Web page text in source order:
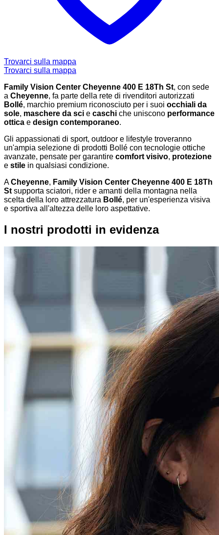
Trovarci sulla mappa
Trovarci sulla mappa
Family Vision Center Cheyenne 400 E 18Th St, con sede
a Cheyenne, fa parte della rete di rivenditori autorizzati
Bollé, marchio premium riconosciuto per i suoi occhiali da
sole, maschere da sci e caschi che uniscono performance
ottica e design contemporaneo.
Gli appassionati di sport, outdoor e lifestyle troveranno
un'ampia selezione di prodotti Bollé con tecnologie ottiche
avanzate, pensate per garantire comfort visivo, protezione
e stile in qualsiasi condizione.
ACheyenne, Family Vision Center Cheyenne 400 E 18Th
St supporta sciatori, rider e amanti della montagna nella
scelta della loro attrezzatura Bollé, per un'esperienza visiva
e sportiva all'altezza delle loro aspettative.
I nostri prodotti in evidenza